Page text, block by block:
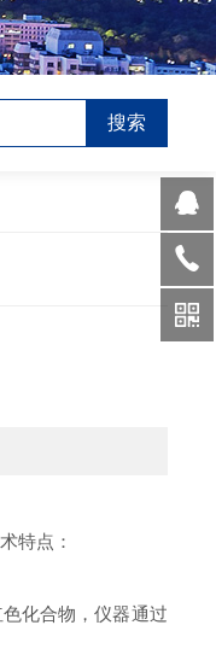
特点：
化合物，仪器通过